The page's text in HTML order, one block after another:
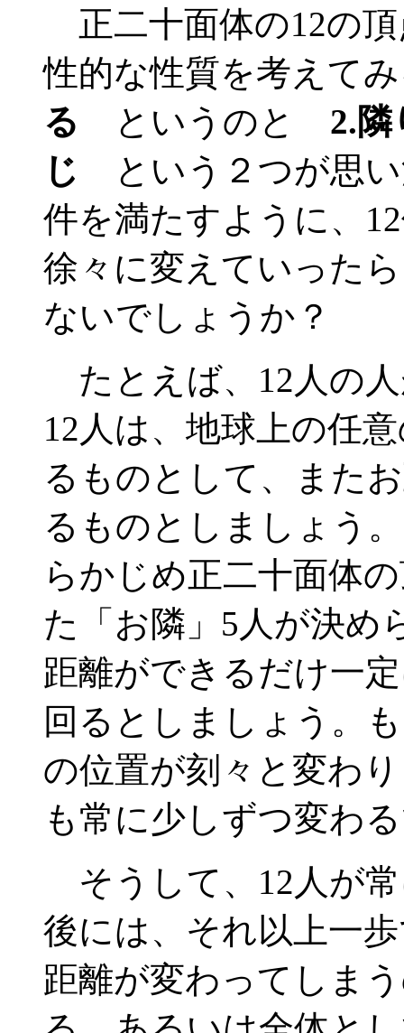
正二十面体の12の
性的な性質を考えて
る というのと 2.
じ
という２つが思
件を満たすように、
徐々に変えていった
ないでしょうか？
たとえば、12人の
12人は、地球上の任
るものとして、また
るものとしましょう
らかじめ正二十面体
た「お隣」5人が決め
距離ができるだけ一
回るとしましょう。
の位置が刻々と変わ
も常に少しずつ変わ
そうして、12人が
後には、それ以上一
距離が変わってしま